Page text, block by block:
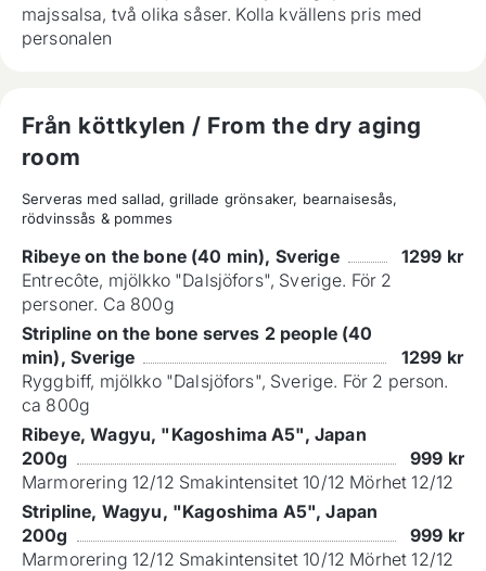
majssalsa, två olika såser. Kolla kvällens pris med
personalen
Från köttkylen / From the dry aging
room
Serveras med sallad, grillade grönsaker, bearnaisesås,
rödvinssås & pommes
Ribeye on the bone (40 min), Sverige 1299 kr
Entrecôte, mjölkko "Dalsjöfors", Sverige. För 2
personer. Ca 800g
Stripline on the bone serves 2 people (40
min), Sverige
1299 kr
Ryggbiff, mjölkko "Dalsjöfors", Sverige. För 2 person.
ca 800g
Ribeye, Wagyu, "Kagoshima A5", Japan
200g
999 kr
Marmorering 12/12 Smakintensitet 10/12 Mörhet 12/12
Stripline, Wagyu, "Kagoshima A5", Japan
200g
999 kr
Marmorering 12/12 Smakintensitet 10/12 Mörhet 12/12